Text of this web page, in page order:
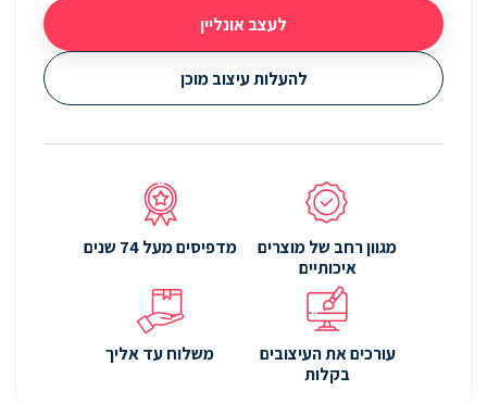
לעצב אונליין
להעלות עיצוב מוכן
מגוון רחב של מוצרים
איכותיים
מדפיסים מעל 74 שנים
עורכים את העיצובים
בקלות
משלוח עד אליך